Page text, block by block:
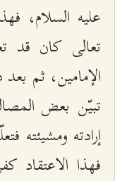
عليه السلام،
تعالى كان قد
الإمامين، ثم
تبيّن بعض
إرادته ومشيئته
فهذا الاعتقاد